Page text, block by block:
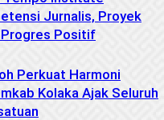
Jurnalis, Proyek
Progres Positif
Perkuat Harmoni
Kolaka Ajak Seluruh